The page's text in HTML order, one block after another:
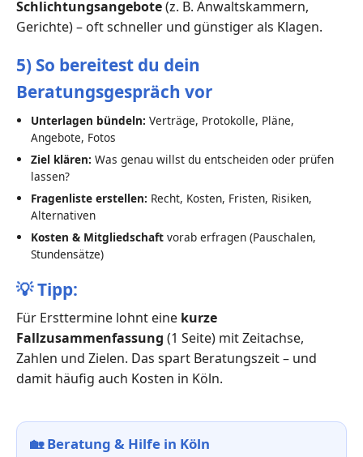
Schlichtungsangebote(z. B. Anwaltskammern,
Gerichte) – oft schneller und günstiger als Klagen.
5) So bereitest du dein
Beratungsgespräch vor
Unterlagen bündeln: Verträge, Protokolle, Pläne,
Angebote, Fotos
Ziel klären: Was genau willst du entscheiden oder prüfen
lassen?
Fragenliste erstellen: Recht, Kosten, Fristen, Risiken,
Alternativen
Kosten & Mitgliedschaftvorab erfragen (Pauschalen,
Stundensätze)
💡Tipp:
Für Ersttermine lohnt eine kurze
Fallzusammenfassung (1 Seite) mit Zeitachse,
Zahlen und Zielen. Das spart Beratungszeit – und
damit häufig auch Kosten in Köln.
🏡Beratung & Hilfe in Köln